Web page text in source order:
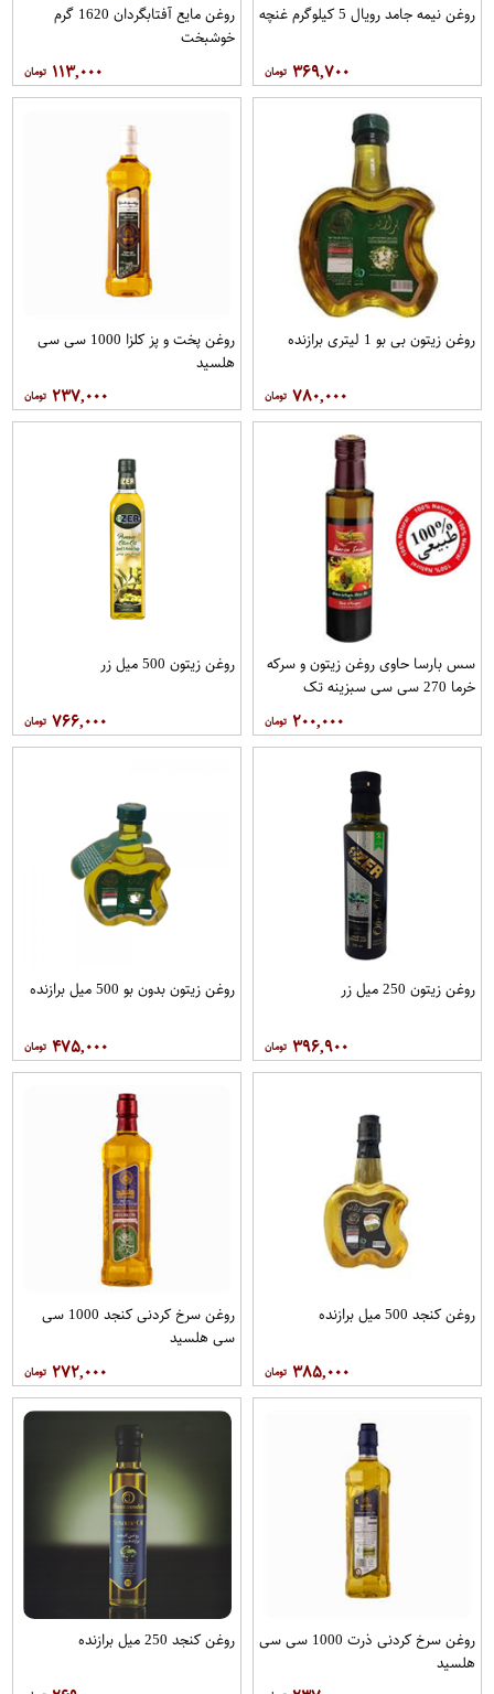
روغن نیمه جامد رویال 5 کيلوگرم غنچه
۳۶۹,۷۰۰
روغن مایع آفتابگردان 1620 گرم
خوشبخت
۱۱۳,۰۰۰
روغن زیتون بی بو 1 لیتری برازنده
۷۸۰,۰۰۰
روغن پخت و پز کلزا 1000 سی سی
هلسید
۲۳۷,۰۰۰
سس بارسا حاوی روغن زیتون و سرکه
خرما 270 سی سی سبزینه تک
۲۰۰,۰۰۰
روغن زیتون 500 میل زر
۷۶۶,۰۰۰
روغن زیتون 250 میل زر
۳۹۶,۹۰۰
روغن زیتون بدون بو 500 میل برازنده
۴۷۵,۰۰۰
روغن کنجد 500 میل برازنده
۳۸۵,۰۰۰
روغن سرخ کردنی کنجد 1000 سی
سی هلسید
۲۷۲,۰۰۰
روغن سرخ کردنی ذرت 1000 سی سی
هلسید
روغن کنجد 250 میل برازنده